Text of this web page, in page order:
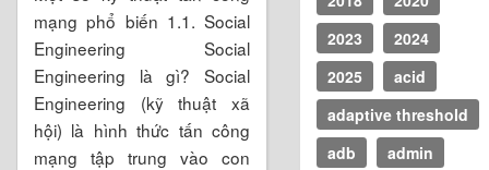
mạng phổ biến 1.1. Social
Engineering Social
Engineering là gì? Social
Engineering (kỹ thuật xã
hội) là hình thức tấn công
mạng tập trung vào con
2023
2024
2025
acid
adaptive threshold
adb
admin